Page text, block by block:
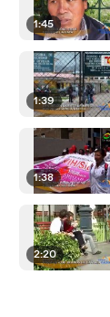
1:45
1:39
1:38
2:20